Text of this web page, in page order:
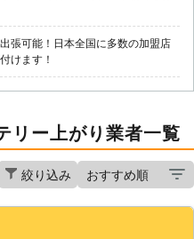
張可能！日本全国に多数の加盟店
けます！
リー上がり業者一覧
絞り込み